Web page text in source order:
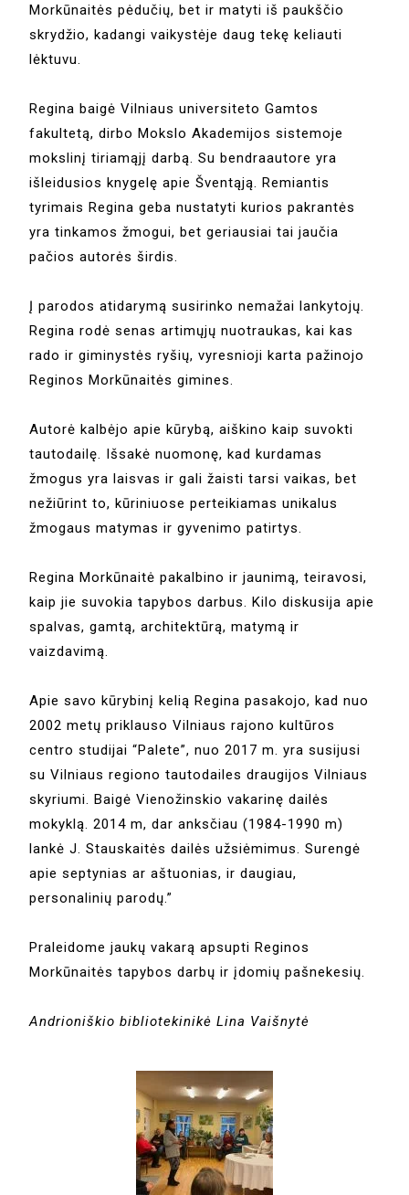
Morkūnaitės pėdučių, bet ir matyti iš paukščio
skrydžio, kadangi vaikystėje daug tekę keliauti
lėktuvu.
Regina baigė Vilniaus universiteto Gamtos
fakultetą, dirbo Mokslo Akademijos sistemoje
mokslinį tiriamąjį darbą. Su bendraautore yra
išleidusios knygelę apie Šventąją. Remiantis
tyrimais Regina geba nustatyti kurios pakrantės
yra tinkamos žmogui, bet geriausiai tai jaučia
pačios autorės širdis.
Į parodos atidarymą susirinko nemažai lankytojų.
Regina rodė senas artimųjų nuotraukas, kai kas
rado ir giminystės ryšių, vyresnioji karta pažinojo
Reginos Morkūnaitės gimines.
Autorė kalbėjo apie kūrybą, aiškino kaip suvokti
tautodailę. Išsakė nuomonę, kad kurdamas
žmogus yra laisvas ir gali žaisti tarsi vaikas, bet
nežiūrint to, kūriniuose perteikiamas unikalus
žmogaus matymas ir gyvenimo patirtys.
Regina Morkūnaitė pakalbino ir jaunimą, teiravosi,
kaip jie suvokia tapybos darbus. Kilo diskusija apie
spalvas, gamtą, architektūrą, matymą ir
vaizdavimą.
Apie savo kūrybinį kelią Regina pasakojo, kad nuo
2002 metų priklauso Vilniaus rajono kultūros
centro studijai “Palete”, nuo 2017 m. yra susijusi
su Vilniaus regiono tautodailes draugijos Vilniaus
skyriumi. Baigė Vienožinskio vakarinę dailės
mokyklą. 2014 m, dar anksčiau (1984-1990 m)
lankė J. Stauskaitės dailės užsiėmimus. Surengė
apie septynias ar aštuonias, ir daugiau,
personalinių parodų.”
Praleidome jaukų vakarą apsupti Reginos
Morkūnaitės tapybos darbų ir įdomių pašnekesių.
Andrioniškio bibliotekinikė Lina Vaišnytė